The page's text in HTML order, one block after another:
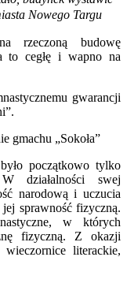
Nowego Targu
rzeczoną budowę
to cegłę i wapno na
gwarancji
gmachu „Sokoła”
początkowo tylko
działalności swej
narodową i uczucia
sprawność fizyczną.
w których
fizyczną. Z okazji
literackie,